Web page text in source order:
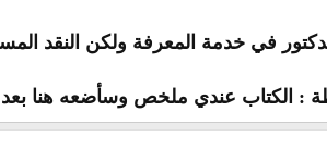
في خدمة المعرفة ولكن النقد
: الكتاب عندي ملخص وسأضعه هنا بعد